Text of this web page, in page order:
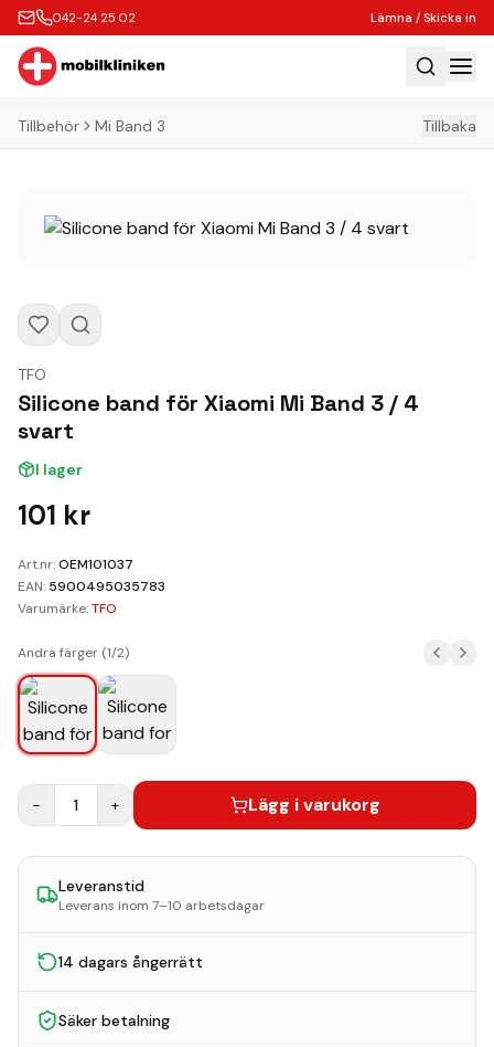
042-24 25 02 Lämna / Skicka in
Hem
Köp
Lämna / Skicka in
Företagskunder
Butik
Tillbehör Mi Band 3 Tillbaka
TFO
Silicone band för Xiaomi Mi Band 3 / 4
svart
I lager
101 kr
Art.nr:OEM101037
EAN: 5900495035783
Varumärke:TFO
Andra färger (1/2)
− 1 + Lägg i varukorg
Leveranstid
Leverans inom 7–10 arbetsdagar
14 dagars ångerrätt
Säker betalning